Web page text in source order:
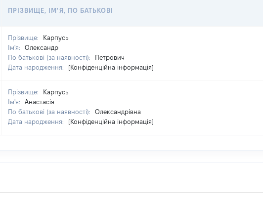
ПРІЗВИЩЕ, ІМ'Я, ПО БАТЬКОВІ
Прізвище:
Карпусь
Ім'я:
Олександр
По батькові (за наявності):
Петрович
Дата народження:
[Конфіденційна інформація]
Прізвище:
Карпусь
Ім'я:
Анастасія
По батькові (за наявності):
Олександрівна
Дата народження:
[Конфіденційна інформація]